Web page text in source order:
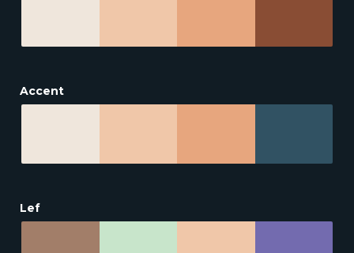
Accent
Lef